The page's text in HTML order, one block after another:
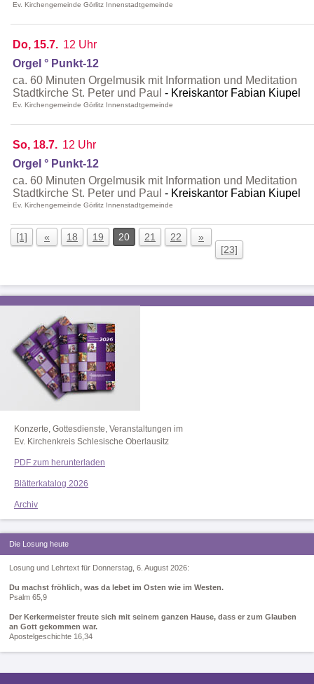
Ev. Kirchengemeinde Görlitz Innenstadtgemeinde
Do, 15.7. 12 Uhr
Orgel ° Punkt-12
ca. 60 Minuten Orgelmusik mit Information und Meditation
Stadtkirche St. Peter und Paul
Kreiskantor Fabian Kiupel
Ev. Kirchengemeinde Görlitz Innenstadtgemeinde
So, 18.7. 12 Uhr
Orgel ° Punkt-12
ca. 60 Minuten Orgelmusik mit Information und Meditation
Stadtkirche St. Peter und Paul
Kreiskantor Fabian Kiupel
Ev. Kirchengemeinde Görlitz Innenstadtgemeinde
[1] « 18 19 20 21 22
»
[23]
Konzerte, Gottesdienste, Veranstaltungen im
Ev. Kirchenkreis Schlesische Oberlausitz
PDF zum herunterladen
Blätterkatalog 2026
Archiv
Die Losung heute
Losung und Lehrtext für Donnerstag, 6. August 2026:
Du machst fröhlich, was da lebet im Osten wie im Westen.
Psalm 65,9
Der Kerkermeister freute sich mit seinem ganzen Hause, dass er zum Glauben
an Gott gekommen war.
Apostelgeschichte 16,34